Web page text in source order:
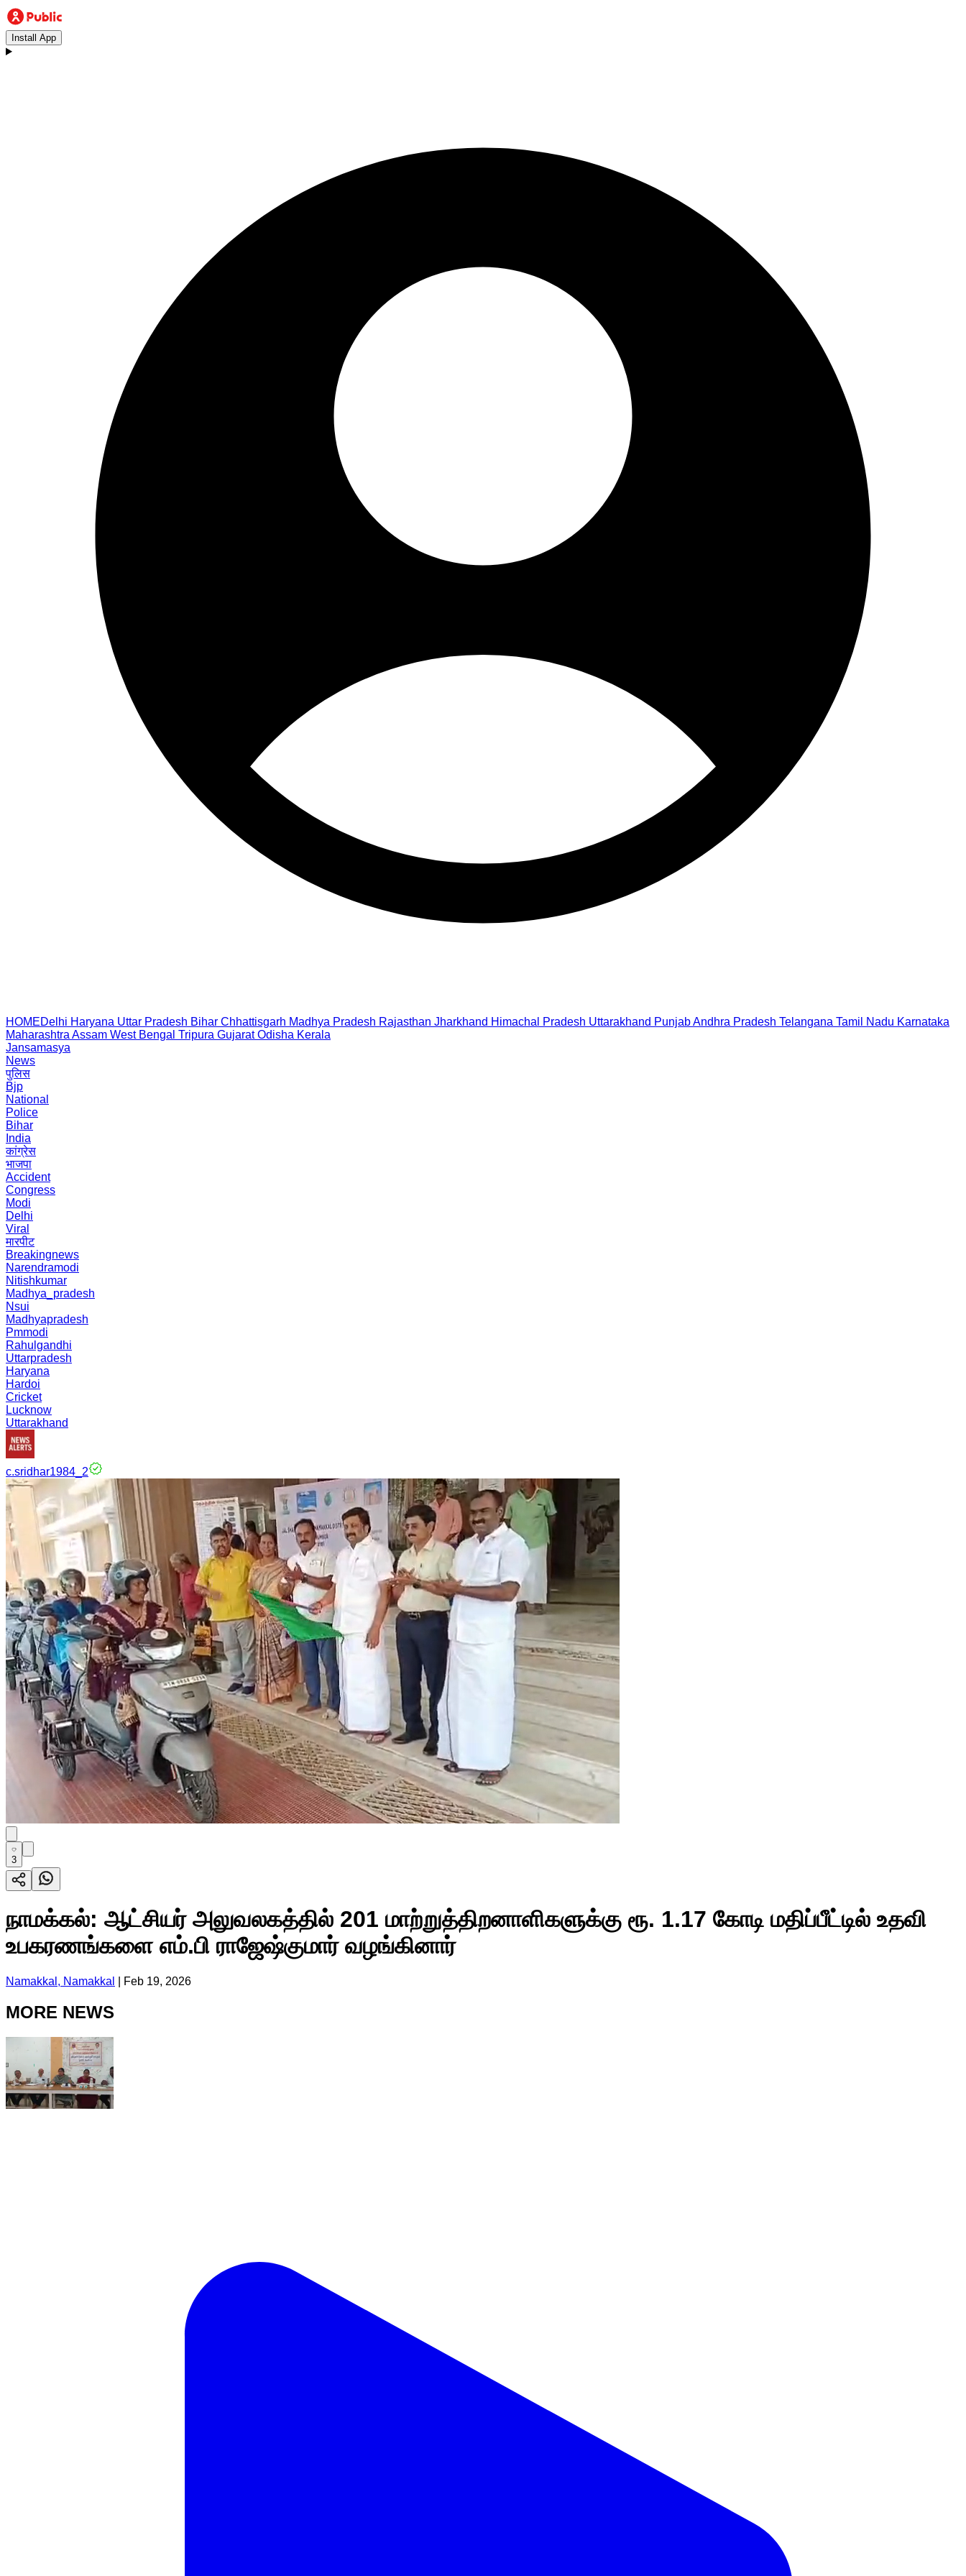
Install App
HOMEDelhi Haryana Uttar Pradesh Bihar Chhattisgarh Madhya Pradesh Rajasthan Jharkhand Himachal Pradesh Uttarakhand PunjabAndhra Pradesh Telangana Tamil Nadu Karnataka
Maharashtra Assam West Bengal Tripura Gujarat Odisha Kerala
Jansamasya
News
पुलिस
Bjp
National
Police
Bihar
India
कांग्रेस
भाजपा
Accident
Congress
Modi
Delhi
Viral
मारपीट
Breakingnews
Narendramodi
Nitishkumar
Madhya_pradesh
Nsui
Madhyapradesh
Pmmodi
Rahulgandhi
Uttarpradesh
Haryana
Hardoi
Cricket
Lucknow
Uttarakhand
c.sridhar1984_2
3
நாமக்கல்: ஆட்சியர் அலுவலகத்தில் 201 மாற்றுத்திறனாளிகளுக்கு ரூ. 1.17 கோடி மதிப்பீட்டில் உதவி
உபகரணங்களை எம்.பி ராஜேஷ்குமார் வழங்கினார்
Namakkal, Namakkal Feb 19, 2026
MORE NEWS